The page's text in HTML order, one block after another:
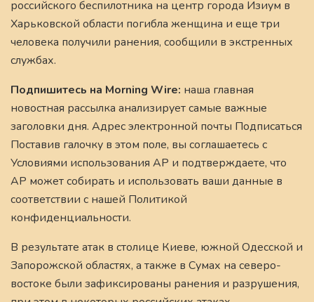
российского беспилотника на центр города Изиум в
Харьковской области погибла женщина и еще три
человека получили ранения, сообщили в экстренных
службах.
Подпишитесь на Morning Wire: наша главная
новостная рассылка анализирует самые важные
заголовки дня. Адрес электронной почты Подписаться
Поставив галочку в этом поле, вы соглашаетесь с
Условиями использования AP и подтверждаете, что
AP может собирать и использовать ваши данные в
соответствии с нашей Политикой
конфиденциальности.
В результате атак в столице Киеве, южной Одесской и
Запорожской областях, а также в Сумах на северо-
востоке были зафиксированы ранения и разрушения,